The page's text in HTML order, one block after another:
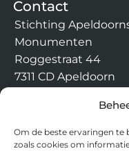
Om de beste ervaringen te
zoals cookies om
Contact
Stichting
Monumenten
Roggestraat 44
7311 CD Apeldoorn